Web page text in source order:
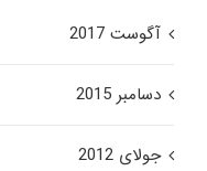
آگوست 2017
دسامبر 2015
جولای 2012